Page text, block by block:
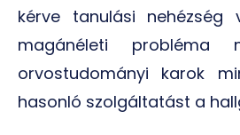
kérve tanulási nehézség
magánéleti probléma
orvostudományi karok
hasonló szolgáltatást a